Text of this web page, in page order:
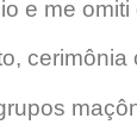
e me